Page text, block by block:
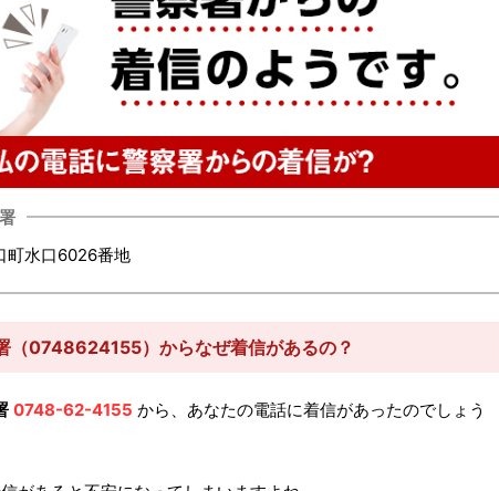
町水口6026番地
（0748624155）からなぜ着信があるの？
0748-62-4155 から、あなたの電話に着信があったのでしょう